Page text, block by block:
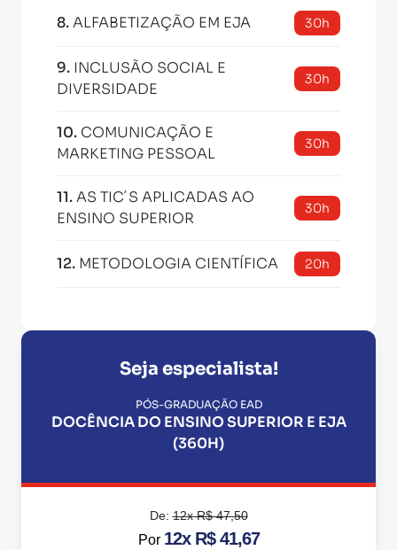
8.ALFABETIZAÇÃO EM EJA 30h
9. INCLUSÃO SOCIAL E
DIVERSIDADE
30h
10. COMUNICAÇÃO E
MARKETING PESSOAL
30h
11.AS TIC´S APLICADAS AO
ENSINO SUPERIOR
30h
12. METODOLOGIA CIENTÍFICA 20h
Seja especialista!
PÓS-GRADUAÇÃO EAD
DOCÊNCIA DO ENSINO SUPERIOR E EJA
(360H)
De:12x R$ 47,50
Por 12x R$ 41,67